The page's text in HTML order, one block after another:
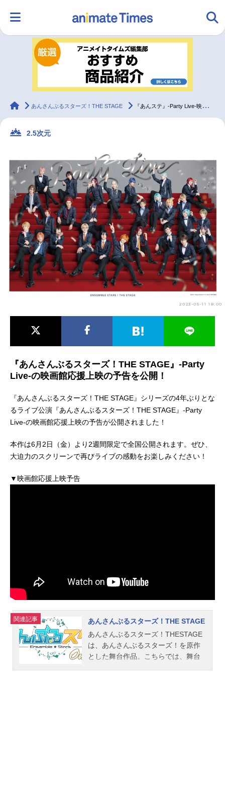
ランキング アニメ
ラジオ
配信・Vtuber トレンド 無料マンガ
最新記事一覧
アニメ記事一覧 声優記事一覧
アニメ映画一覧 実写化映画一覧
今期アニメ曜日別一覧
春アニメ 夏アニメ
男性声優/女性声優一覧
animateTimes
あんさんぶるスターズ！THE STAGE 『あんステ』-Party Live-映画館応援上映の予告を公開！
2.5次元
2023-05-11 18:00
『あんさんぶるスターズ！THE STAGE』-Party
Live-の映画館応援上映の予告を公開！
『あんさんぶるスターズ！THE STAGE』シリーズの4年ぶりとな
るライブ公演『あんさんぶるスターズ！THE STAGE』-Party
Live-の映画館応援上映の予告が公開されました！
本作は6月2日（金）より2週間限定で全国公開されます。ぜひ、
大迫力のスクリーンで再びライブの感動をお楽しみください！
▼映画館応援上映予告
関連記事
あんさんぶるスターズ！THE STAGE
あんさんぶるスターズ！THESTAGE
は、あんさんぶるスターズ！を原作
とした舞台作品。こちらでは、舞台